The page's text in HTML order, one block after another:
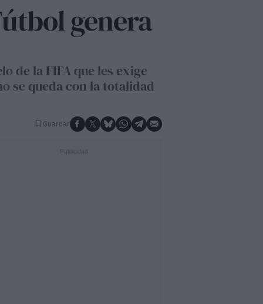
genera
de la FIFA que les exige
se queda con la totalidad
Guardar